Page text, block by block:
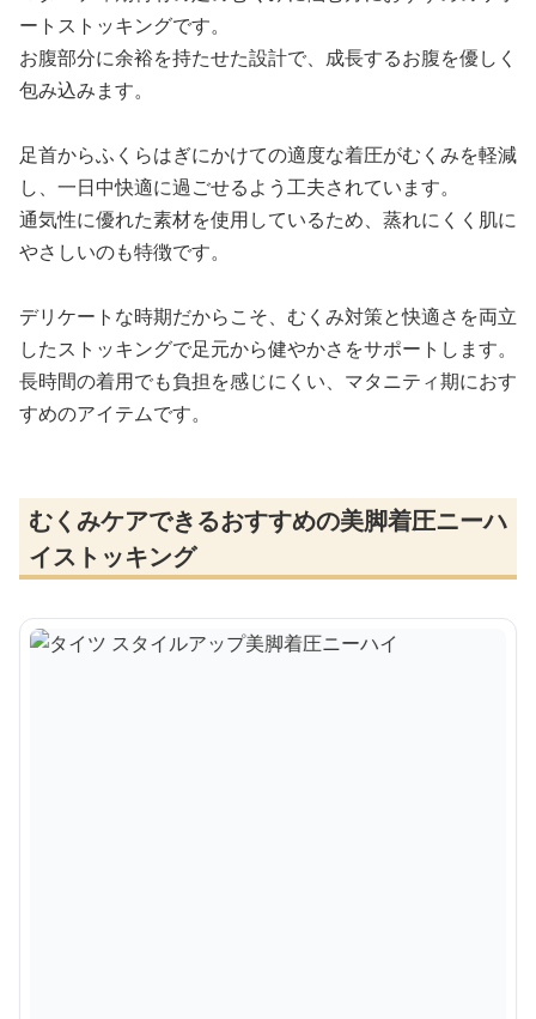
ートストッキングです。
お腹部分に余裕を持たせた設計で、成長するお腹を優しく
包み込みます。
足首からふくらはぎにかけての適度な着圧がむくみを軽減
し、一日中快適に過ごせるよう工夫されています。
通気性に優れた素材を使用しているため、蒸れにくく肌に
やさしいのも特徴です。
デリケートな時期だからこそ、むくみ対策と快適さを両立
したストッキングで足元から健やかさをサポートします。
長時間の着用でも負担を感じにくい、マタニティ期におす
すめのアイテムです。
むくみケアできるおすすめの美脚着圧ニーハ
イストッキング